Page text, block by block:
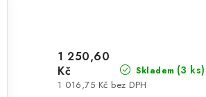
u
k
Skladem (3 ks)
1 016,75 Kč bez DPH
1 250,60
Kč